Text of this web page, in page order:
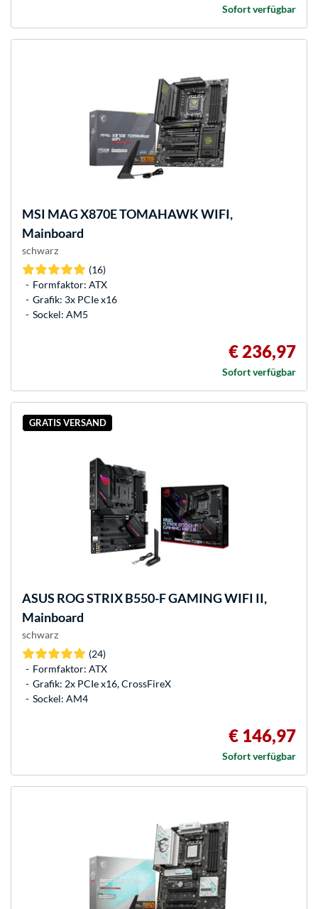
Sofort verfügbar
MSI MAG X870E TOMAHAWK WIFI,
Mainboard
schwarz
(16)
Formfaktor: ATX
Grafik: 3x PCIe x16
Sockel: AM5
€ 236,97
Sofort verfügbar
GRATIS VERSAND
ASUS ROG STRIX B550-F GAMING WIFI II,
Mainboard
schwarz
(24)
Formfaktor: ATX
Grafik: 2x PCIe x16, CrossFireX
Sockel: AM4
€ 146,97
Sofort verfügbar